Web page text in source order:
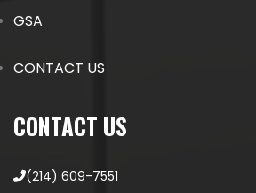
GSA
CONTACT US
CONTACT US
(214) 609-7551